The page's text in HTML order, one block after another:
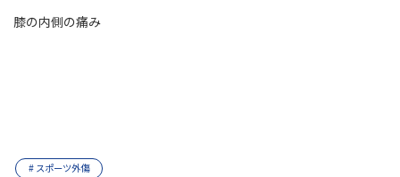
膝の内側の痛み
# スポーツ外傷